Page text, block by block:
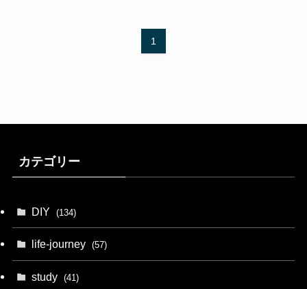
1
カテゴリー
DIY (134)
life-journey (57)
study (41)